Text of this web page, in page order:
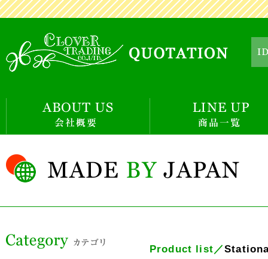
Product list／